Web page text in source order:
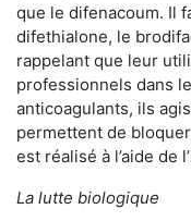
que le difenacoum. Il
difethialone, le
rappelant que leur
professionnels dans
anticoagulants, ils
permettent de
est réalisé à l’aide de
La lutte biologique